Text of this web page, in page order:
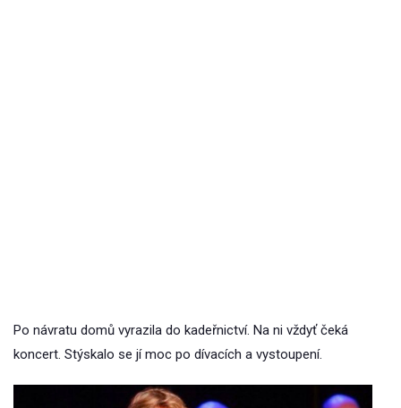
Po návratu domů vyrazila do kadeřnictví. Na ni vždyť čeká
koncert. Stýskalo se jí moc po dívacích a vystoupení.